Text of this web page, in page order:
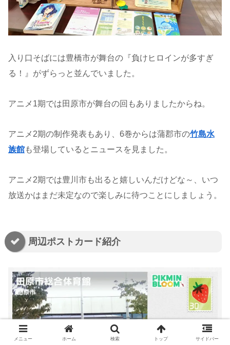
入り口そばには豊橋市が舞台の『負けヒロインが多すぎ
る！』がずらっと並んでいました。
アニメ1期では田原市が舞台の回もありましたからね。
アニメ2期の制作発表もあり、6巻からは蒲郡市の竹島水
族館も登場しているとニュースを見ました。
アニメ2期では豊川市も出ると嬉しいんだけどな～、いつ
放送かはまだ未定なので楽しみに待つことにしましょう。
周辺ポストカード紹介
メニュー ホーム 検索 トップ サイドバー